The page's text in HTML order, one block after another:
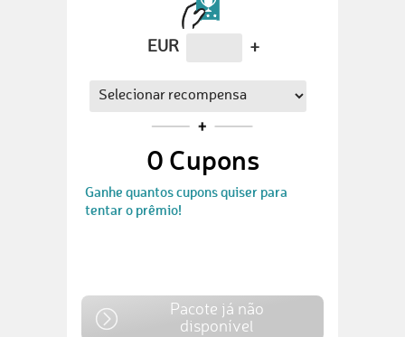
EUR +
0 Cupons
Ganhe quantos cupons quiser para
tentar o prêmio!
Pacote já não
disponível